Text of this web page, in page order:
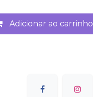
Adicionar ao carrinho